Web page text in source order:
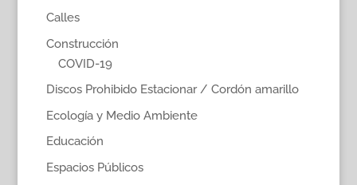
Calles
Construcción
COVID-19
Discos Prohibido Estacionar / Cordón amarillo
Ecología y Medio Ambiente
Educación
Espacios Públicos